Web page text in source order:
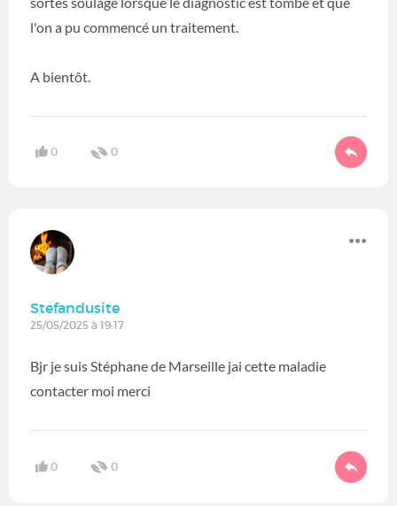
l'on a pu commencé un traitement.
A bientôt.
0 0
Stefandusite
25/05/2025 à 19:17
Bjr je suis Stéphane de Marseille jai cette maladie
contacter moi merci
0 0